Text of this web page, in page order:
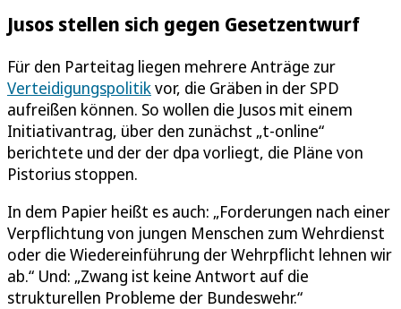
Jusos stellen sich gegen Gesetzentwurf
Für den Parteitag liegen mehrere Anträge zur
Verteidigungspolitikvor, die Gräben in der SPD
aufreißen können. So wollen die Jusos mit einem
Initiativantrag, über den zunächst „t-online“
berichtete und der der dpa vorliegt, die Pläne von
Pistorius stoppen.
In dem Papier heißt es auch: „Forderungen nach einer
Verpflichtung von jungen Menschen zum Wehrdienst
oder die Wiedereinführung der Wehrpflicht lehnen wir
ab.“ Und: „Zwang ist keine Antwort auf die
strukturellen Probleme der Bundeswehr.“